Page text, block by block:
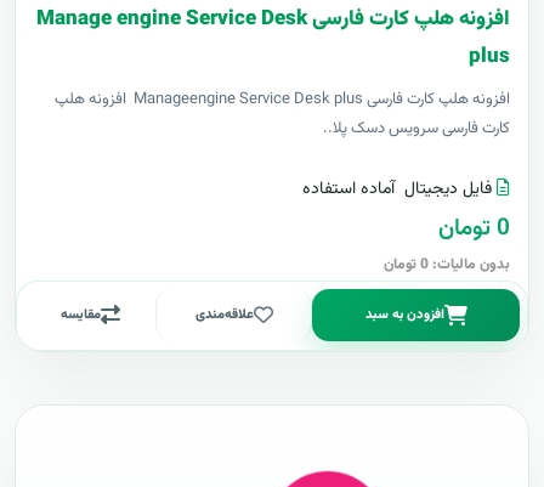
افزونه هلپ کارت فارسی Manage engine Service Desk
plus
افزونه هلپ کارت فارسی Manageengine Service Desk plus افزونه هلپ
کارت فارسی سرویس دسک پلا..
فایل دیجیتال آماده استفاده
0 تومان
بدون مالیات: 0 تومان
افزودن به سبد علاقه‌مندی مقایسه